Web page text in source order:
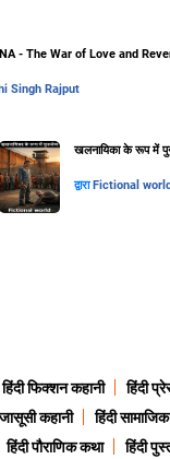
- The War of Love and
Singh Rajput
खलनायिका के रूप में
द्वारा Fictional world
हिंदी फिक्शन कहानी हिंदी
कहानी हिंदी
हिंदी पौराणिक कथा हिंदी